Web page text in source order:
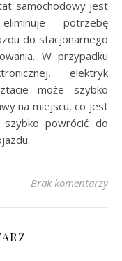
samochodowy jest
potrzebę
do stacjonarnego
W przypadku
elektryk
może szybko
na miejscu, co jest
powrócić do
Brak komentarzy